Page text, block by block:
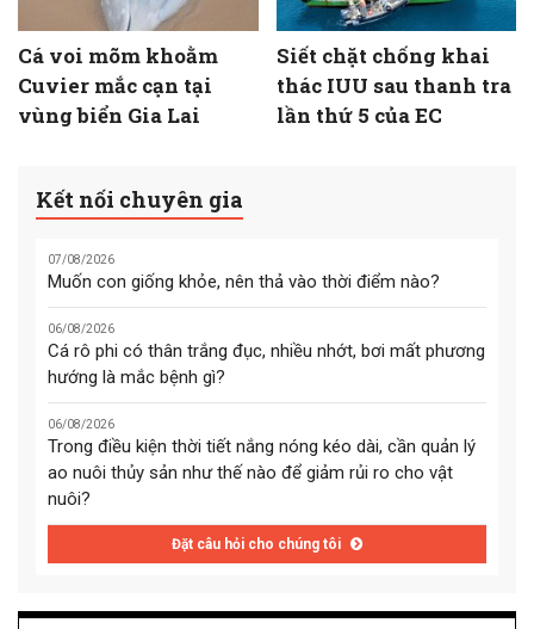
Cá voi mõm khoằm
Cuvier mắc cạn tại
vùng biển Gia Lai
Siết chặt chống khai
thác IUU sau thanh tra
lần thứ 5 của EC
Kết nối chuyên gia
07/08/2026
Muốn con giống khỏe, nên thả vào thời điểm nào?
06/08/2026
Cá rô phi có thân trắng đục, nhiều nhớt, bơi mất phương
hướng là mắc bệnh gì?
06/08/2026
Trong điều kiện thời tiết nắng nóng kéo dài, cần quản lý
ao nuôi thủy sản như thế nào để giảm rủi ro cho vật
nuôi?
Đặt câu hỏi cho chúng tôi